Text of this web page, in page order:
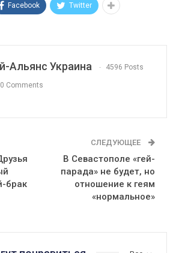
Facebook Twitter
Альянс Украина 4596 Posts
0 Comments
брак
СЛЕДУЮЩЕЕ
В Севастополе «гей-
парада» не будет, но
отношение к геям
«нормальное»